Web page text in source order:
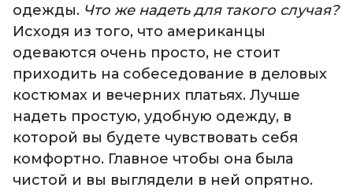
одежды. Что же надеть для такого случая?
Исходя из того, что американцы
одеваются очень просто, не стоит
приходить на собеседование в деловых
костюмах и вечерних платьях. Лучше
надеть простую, удобную одежду, в
которой вы будете чувствовать себя
комфортно. Главное чтобы она была
чистой и вы выглядели в ней опрятно.